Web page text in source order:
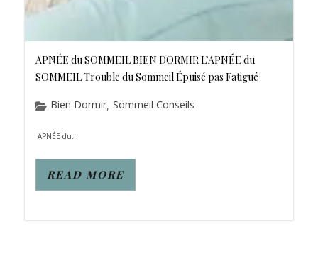
APNÉE du SOMMEIL BIEN DORMIR L’APNÉE du
SOMMEIL Trouble du Sommeil Épuisé pas Fatigué
Bien Dormir, Sommeil Conseils
APNÉE du...
READ MORE